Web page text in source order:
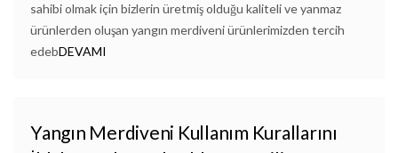
sahibi olmak için bizlerin üretmiş olduğu kaliteli ve yanmaz
ürünlerden oluşan yangın merdiveni ürünlerimizden tercih
edebDEVAMI
Yangın Merdiveni Kullanım Kurallarını